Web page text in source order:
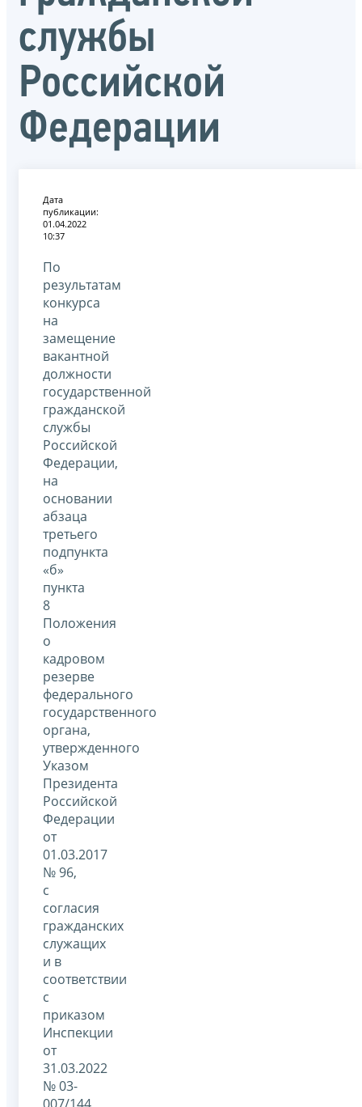
службы
Российской
Федерации
Дата
публикации:
01.04.2022
10:37
По
результатам
конкурса
на
замещение
вакантной
должности
государственной
гражданской
службы
Российской
Федерации,
на
основании
абзаца
третьего
подпункта
«б»
пункта
8
Положения
о
кадровом
резерве
федерального
государственного
органа,
утвержденного
Указом
Президента
Российской
Федерации
от
01.03.2017
№ 96,
с
согласия
гражданских
служащих
и в
соответствии
с
приказом
Инспекции
от
31.03.2022
№ 03-